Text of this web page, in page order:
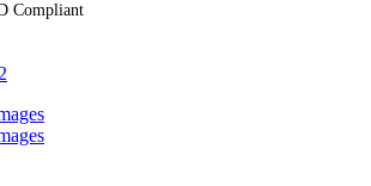
Compliant